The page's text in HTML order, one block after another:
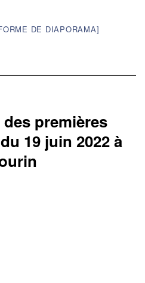
DE DIAPORAMA]
premières
19 juin 2022 à